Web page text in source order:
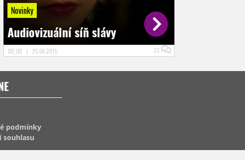
Novinky
Audiovizuální síň slávy
DO_OD | 25.06.2015 33
podmínky
souhlasu